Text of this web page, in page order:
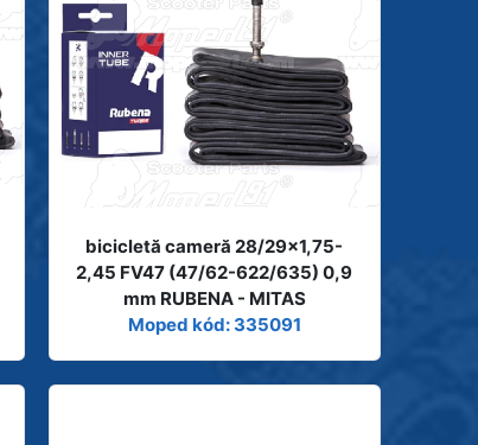
bicicletă cameră 28/29x1,75-
2,45 FV47 (47/62-622/635) 0,9
mm RUBENA - MITAS
Moped kód: 335091